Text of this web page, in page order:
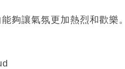
夠讓氣氛更加熱烈和歡樂